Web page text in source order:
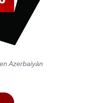
Azerbaiyán